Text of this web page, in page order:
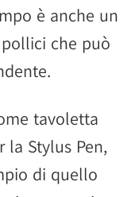
è anche un
che può
tavoletta
la Stylus Pen,
di quello